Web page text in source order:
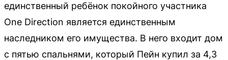
единственный ребёнок покойного участника
One Direction является единственным
наследником его имущества. В него входит дом
с пятью спальнями, который Пейн купил за 4,3